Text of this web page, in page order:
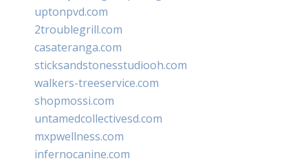
uptonpvd.com
2troublegrill.com
casateranga.com
sticksandstonesstudiooh.com
walkers-treeservice.com
shopmossi.com
untamedcollectivesd.com
mxpwellness.com
infernocanine.com